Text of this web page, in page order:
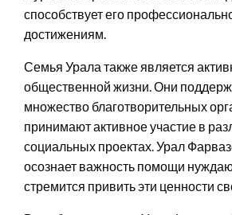
способствует его
достижениям.
Семья Урала также является
общественной жизни. Они
множество благотворительных
принимают активное участие в
социальных проектах. Урал
осознает важность помощи
стремится привить эти ценности